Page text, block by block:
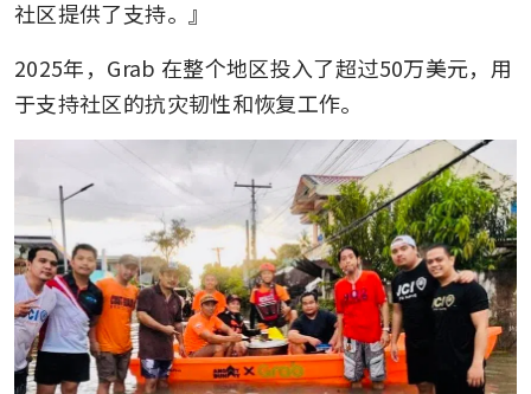
社区提供了支持。』
2025年，Grab 在整个地区投入了超过50万美元，用
于支持社区的抗灾韧性和恢复工作。